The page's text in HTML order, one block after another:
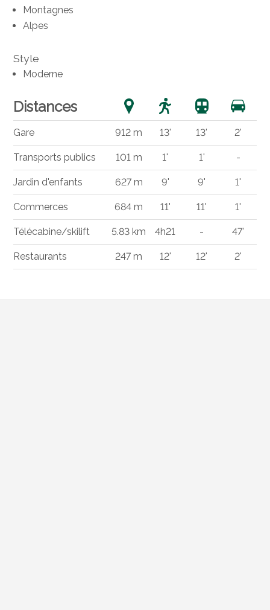
Montagnes
Alpes
Style
Moderne
Distances
Gare 912 m 13' 13' 2'
Transports publics 101 m 1' 1' -
Jardin d'enfants 627 m 9' 9' 1'
Commerces 684 m 11' 11' 1'
Télécabine/skilift 5.83 km 4h21 - 47'
Restaurants 247 m 12' 12' 2'